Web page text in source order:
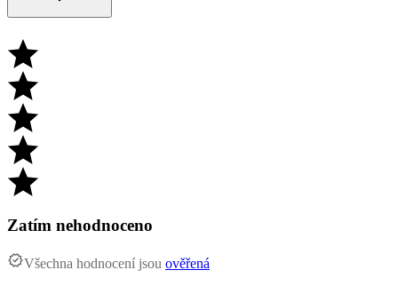
Zatím nehodnoceno
Všechna hodnocení jsou ověřená